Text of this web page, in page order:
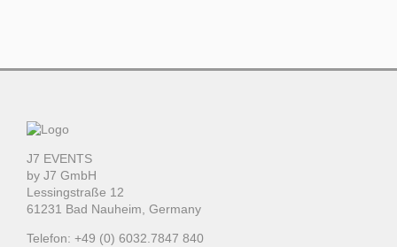
J7 EVENTS
by J7 GmbH
Lessingstraße 12
61231 Bad Nauheim, Germany
Telefon: +49 (0) 6032.7847 840